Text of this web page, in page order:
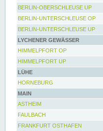
BERLIN-OBERSCHLEUSE UP
BERLIN-UNTERSCHLEUSE OP
BERLIN-UNTERSCHLEUSE UP
LYCHENER GEWÄSSER
HIMMELPFORT OP
HIMMELPFORT UP
LÜHE
HORNEBURG
MAIN
ASTHEIM
FAULBACH
FRANKFURT OSTHAFEN